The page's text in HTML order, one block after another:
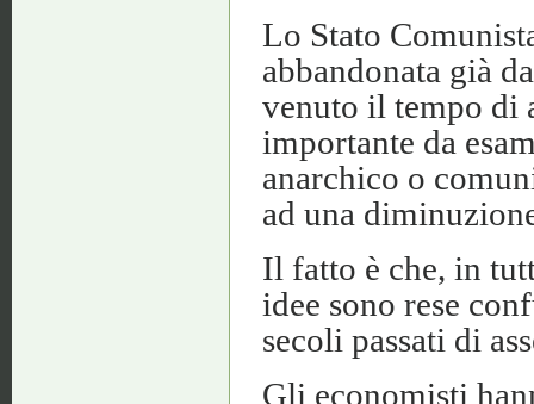
Lo Stato
abbandonata già
venuto il tempo di
importante da
anarchico o
ad una
Il fatto è che, in
idee sono rese
secoli passati di
Gli economisti